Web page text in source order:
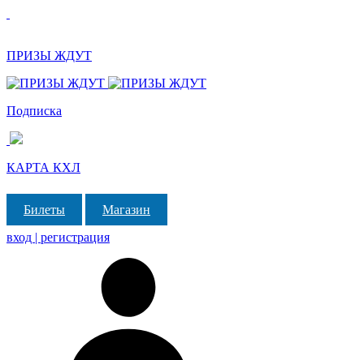
ПРИЗЫ ЖДУТ
Подписка
КАРТА КХЛ
Билеты
Магазин
вход | регистрация